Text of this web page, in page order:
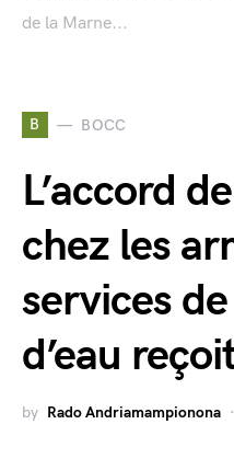
de la Marne...
B BOCC
L’accord
chez les
services
d’eau
by Rado Andriamampionona